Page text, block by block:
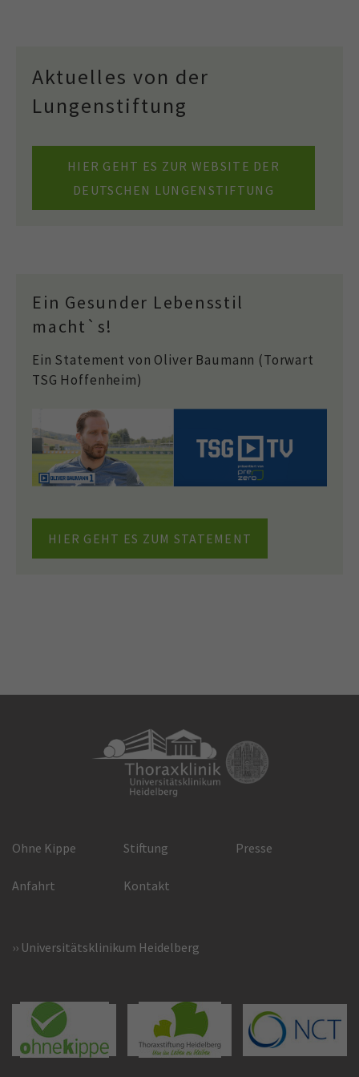
Aktuelles von der
Lungenstiftung
HIER GEHT ES ZUR WEBSITE DER
DEUTSCHEN LUNGENSTIFTUNG
Ein Gesunder Lebensstil
macht`s!
Ein Statement von Oliver Baumann (Torwart
TSG Hoffenheim)
HIER GEHT ES ZUM STATEMENT
Ohne Kippe Stiftung Presse
Anfahrt Kontakt
Universitätsklinikum Heidelberg